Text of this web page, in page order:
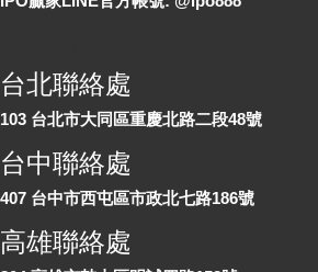
台北聯絡處
103 台北市大同區重慶北路二段48號
台中聯絡處
407 台中市西屯區市政北七路186號
高雄聯絡處